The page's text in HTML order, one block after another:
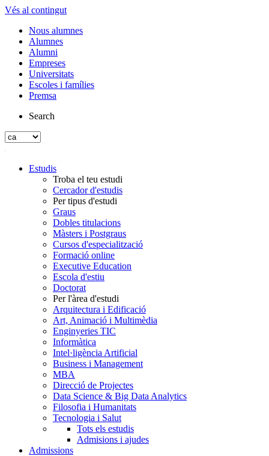
Vés al contingut
Nous alumnes
Alumnes
Alumni
Empreses
Universitats
Escoles i famílies
Premsa
Search
Estudis
Troba el teu estudi
Cercador d'estudis
Per tipus d'estudi
Graus
Dobles titulacions
Màsters i Postgraus
Cursos d'especialització
Formació online
Executive Education
Escola d'estiu
Doctorat
Per l'àrea d'estudi
Arquitectura i Edificació
Art, Animació i Multimèdia
Enginyeries TIC
Informàtica
Intel·ligència Artificial
Business i Management
MBA
Direcció de Projectes
Data Science & Big Data Analytics
Filosofia i Humanitats
Tecnologia i Salut
Tots els estudis
Admisions i ajudes
Admissions